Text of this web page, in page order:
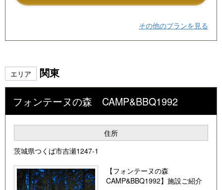
1-一般車：1サイト当たり1000円
その他のプランを見る
エリア
関東
フォンテーヌの森 CAMP&BBQ1992
住所
茨城県つくば市吉瀬1247-1
【フォンテーヌの森
CAMP&BBQ1992】施設ご紹介